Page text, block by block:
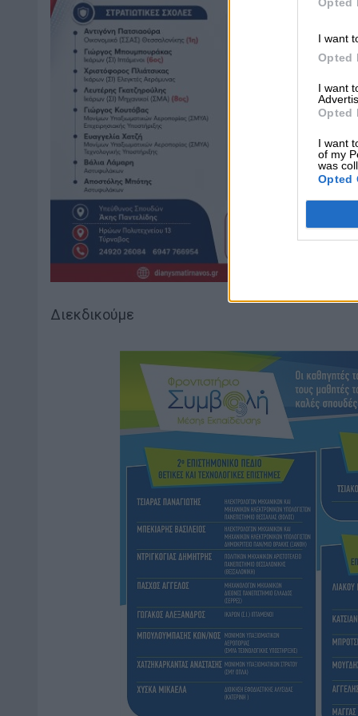
I want
Opted
I want
Opted
I want
of my
was
Opted
Διεκδικούμε